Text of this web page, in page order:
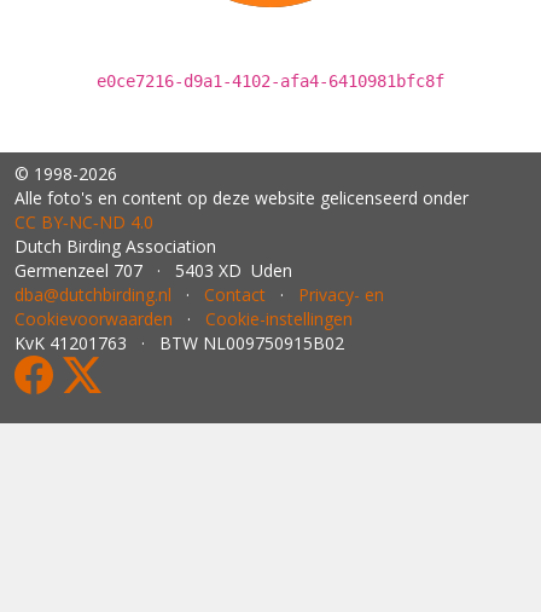
e0ce7216-d9a1-4102-afa4-6410981bfc8f
© 1998-2026
Alle foto's en content op deze website gelicenseerd onder
CC BY‑NC‑ND 4.0
Dutch Birding Association
Germenzeel 707 · 5403 XD Uden
dba@dutchbirding.nl · Contact · Privacy- en
Cookievoorwaarden · Cookie-instellingen
KvK 41201763 · BTW NL009750915B02